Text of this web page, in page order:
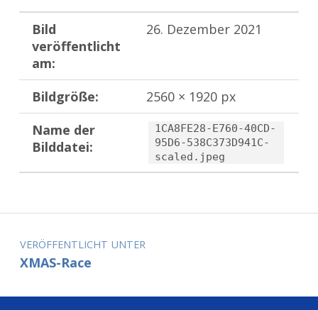
Bild
veröffentlicht
am:
26. Dezember 2021
Bildgröße:
2560 × 1920 px
Name der
Bilddatei:
1CA8FE28-E760-40CD-
95D6-538C373D941C-
scaled.jpeg
Zurück zur Hauptnavigation springen
Beitragsnavigation
VERÖFFENTLICHT UNTER
XMAS-Race